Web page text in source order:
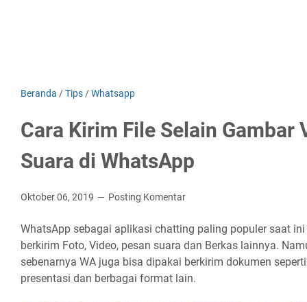
Beranda /Tips /Whatsapp
Cara Kirim File Selain Gambar
Suara di WhatsApp
Oktober 06, 2019 Posting Komentar
WhatsApp sebagai aplikasi chatting paling populer saat
berkirim Foto, Video, pesan suara dan Berkas lainnya.
sebenarnya WA juga bisa dipakai berkirim dokumen
presentasi dan berbagai format lain.